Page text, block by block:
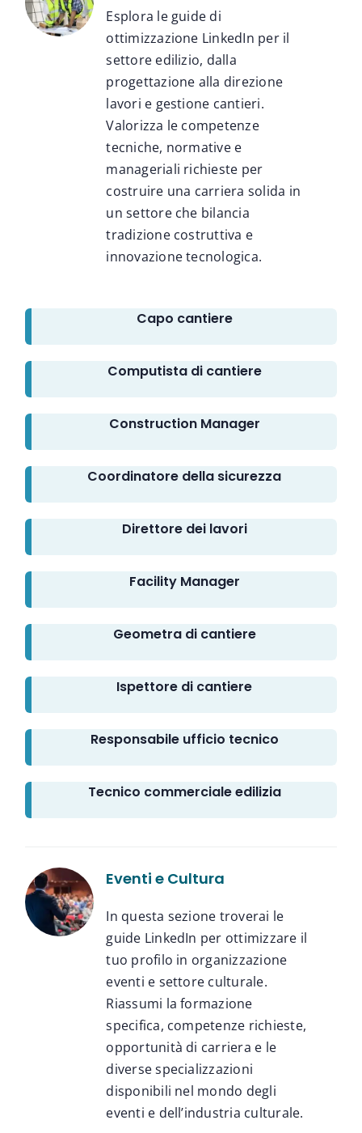
Esplora le guide di
ottimizzazione LinkedIn per il
settore edilizio, dalla
progettazione alla direzione
lavori e gestione cantieri.
Valorizza le competenze
tecniche, normative e
manageriali richieste per
costruire una carriera solida in
un settore che bilancia
tradizione costruttiva e
innovazione tecnologica.
Capo cantiere
Computista di cantiere
Construction Manager
Coordinatore della sicurezza
Direttore dei lavori
Facility Manager
Geometra di cantiere
Ispettore di cantiere
Responsabile ufficio tecnico
Tecnico commerciale edilizia
Eventi e Cultura
In questa sezione troverai le
guide LinkedIn per ottimizzare il
tuo profilo in organizzazione
eventi e settore culturale.
Riassumi la formazione
specifica, competenze richieste,
opportunità di carriera e le
diverse specializzazioni
disponibili nel mondo degli
eventi e dell’industria culturale.